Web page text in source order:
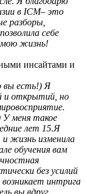
в ICM– это
разборы,
себе
мою жизнь!
инсайтами и
вы есть!) Я
и открытий, но
У меня такое
лет 15.Я
жизнь изменила
обучения вам
без усилий
интрига